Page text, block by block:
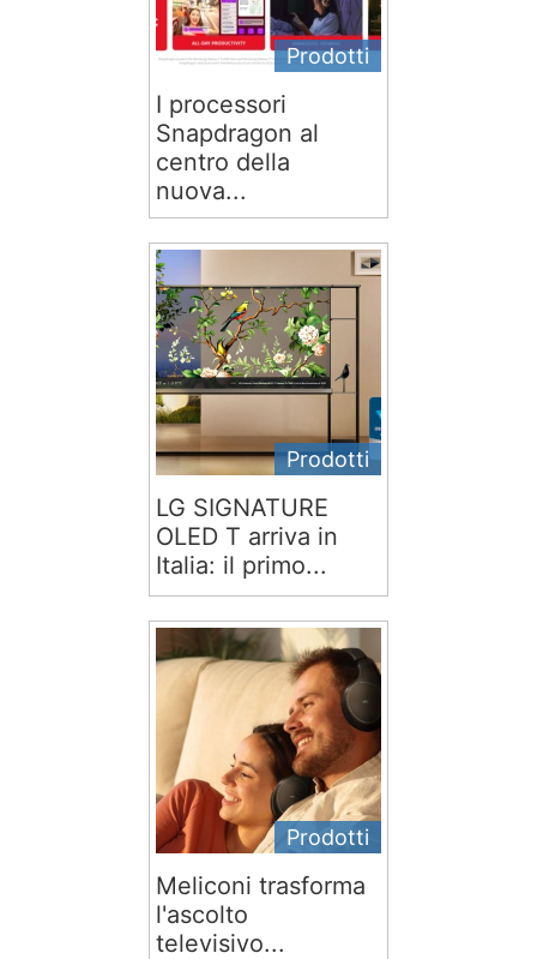
Prodotti
I processori
Snapdragon al
centro della
nuova...
Prodotti
LG SIGNATURE
OLED T arriva in
Italia: il primo...
Prodotti
Meliconi trasforma
l'ascolto
televisivo...